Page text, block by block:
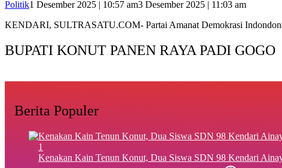
Politik1 Desember 2025 | 10:57 am3 Desember 2025 | 11:03 am
KENDARI, SULTRASATU.COM- Partai Amanat Demokrasi
BUPATI KONUT PANEN RAYA PADI GOGO
Berita Populer
1
‎Kenakan Kain Tenun Konut, Dua Siswa SDN 98 Kendari